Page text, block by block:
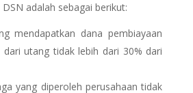
adalah sebagai berikut:
mendapatkan dana pembiayaan
utang tidak lebih dari 30% dari
yang diperoleh perusahaan tidak